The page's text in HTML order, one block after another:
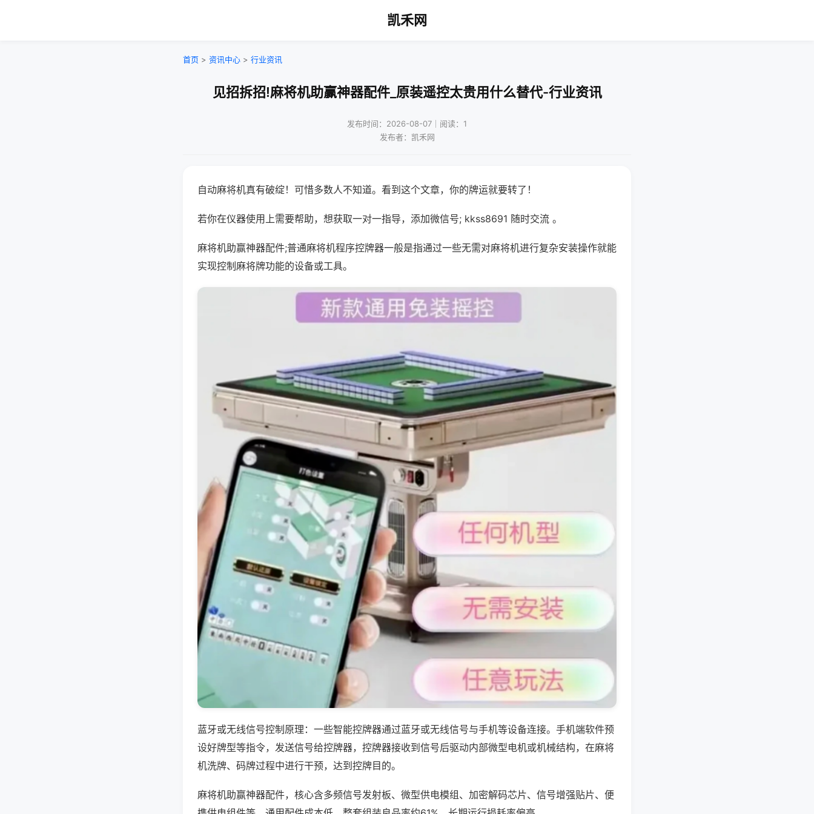
凯禾网
首页 > 资讯中心 > 行业资讯
见招拆招!麻将机助赢神器配件_原装遥控太贵用什么替代-行业资讯
发布时间：2026-08-07｜阅读：1
发布者：凯禾网
自动麻将机真有破绽！可惜多数人不知道。看到这个文章，你的牌运就要转了！
若你在仪器使用上需要帮助，想获取一对一指导，添加微信号; kkss8691 随时交流 。
麻将机助赢神器配件;普通麻将机程序控牌器一般是指通过一些无需对麻将机进行复杂安装操作就能
实现控制麻将牌功能的设备或工具。
蓝牙或无线信号控制原理：一些智能控牌器通过蓝牙或无线信号与手机等设备连接。手机端软件预
设好牌型等指令，发送信号给控牌器，控牌器接收到信号后驱动内部微型电机或机械结构，在麻将
机洗牌、码牌过程中进行干预，达到控牌目的。
麻将机助赢神器配件，核心含多频信号发射板、微型供电模组、加密解码芯片、信号增强贴片、便